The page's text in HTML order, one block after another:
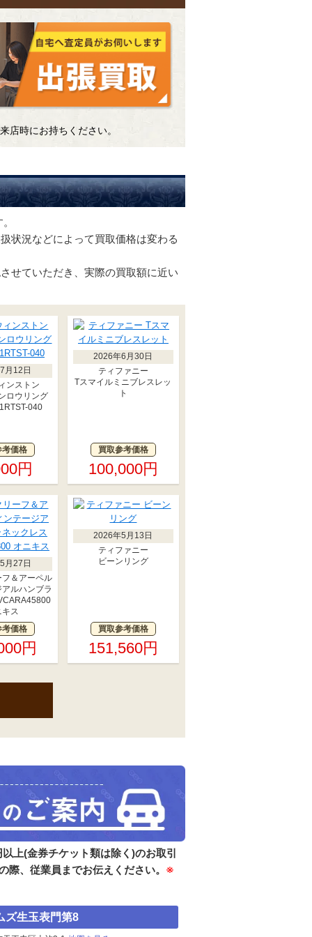
店時にお持ちください。
状況などによって買取価格は変わる
せていただき、実際の買取額に近い
月12日
ンストン
ロウリング
040
考価格
円
2026年6月30日
ティファニー
Tスマイルミニブレスレッ
ト
買取参考価格
100,000円
月27日
＆アーペル
ルハンブラ
キス
考価格
円
2026年5月13日
ティファニー
ビーンリング
買取参考価格
151,560円
上(金券チケット類は除く)のお取引
、従業員までお伝えください。 ※
ズ生玉表門第8